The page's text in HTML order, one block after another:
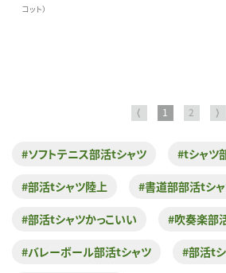
コット）
⟨ 1 2 ⟩
#ソフトテニス部活tシャツ #tシャツ
#部活tシャツ陸上 #書道部部活tシ
#部活tシャツかっこいい #吹奏楽部
#バレーボール部活tシャツ #部活tシ